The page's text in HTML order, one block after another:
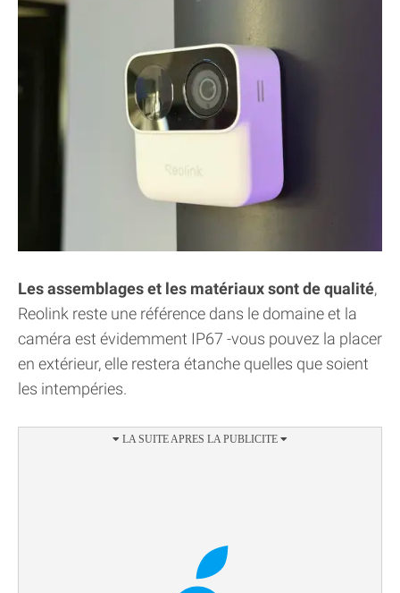
Les assemblages et les matériaux sont de qualité,
Reolink reste une référence dans le domaine et la
caméra est évidemment IP67 -vous pouvez la placer
en extérieur, elle restera étanche quelles que soient
les intempéries.